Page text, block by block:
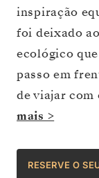
inspiração
foi deixado
ecológico
passo em
de viajar com
mais >
RESERVE O